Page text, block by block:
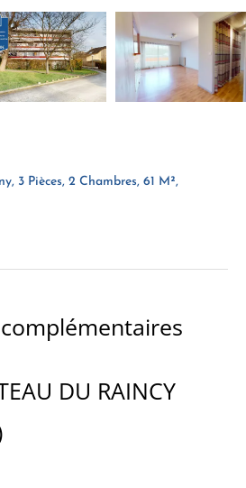
3 Pièces, 2 Chambres, 61 M²,
DU RAINCY